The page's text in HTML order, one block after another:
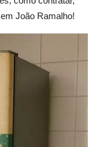
João Ramalho!